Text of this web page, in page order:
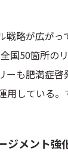
略が広が
国50箇所の
も肥満症
している
ジメント強